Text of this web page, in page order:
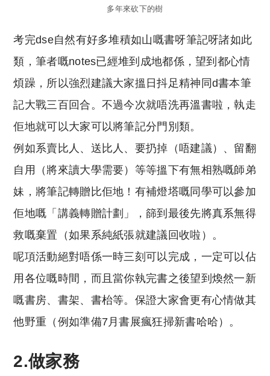
多年來砍下的樹
考完dse自然有好多堆積如山嘅書呀筆記呀諸如此
類，筆者嘅notes已經堆到成地都係，望到都心情
煩躁，所以強烈建議大家搵日抖足精神同d書本筆
記大戰三百回合。不過今次就唔洗再溫書啦，執走
佢地就可以大家可以將筆記分門別類。
例如系賣比人、送比人、要扔掉（唔建議）、留翻
自用（將來讀大學需要）等等搵下有無相熟嘅師弟
妹，將筆記轉贈比佢地！有補燈塔嘅同學可以參加
佢地嘅「講義轉贈計劃」，篩到最後先將真系無得
救嘅棄置（如果系純紙張就建議回收啦）。
呢項活動絕對唔係一時三刻可以完成，一定可以佔
用各位嘅時間，而且當你執完書之後望到煥然一新
嘅書房、書架、書枱等。保證大家會更有心情做其
他野重（例如準備7月書展瘋狂掃新書哈哈）。
2.做家務